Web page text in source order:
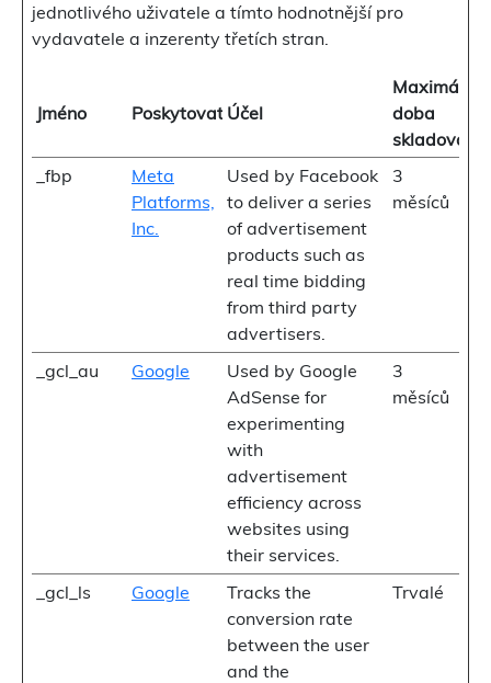
jednotlivého uživatele a tímto hodnotnější pro
vydavatele a inzerenty třetích stran.
Jméno PoskytovatelÚčel
Maximální
doba
skladování
_fbp
Meta
Platforms,
Inc.
Used by Facebook
to deliver a series
of advertisement
products such as
real time bidding
from third party
advertisers.
3
měsíců
_gcl_au Google
Used by Google
AdSense for
experimenting
with
advertisement
efficiency across
websites using
their services.
3
měsíců
_gcl_ls Google
Tracks the
conversion rate
between the user
and the
Trvalé